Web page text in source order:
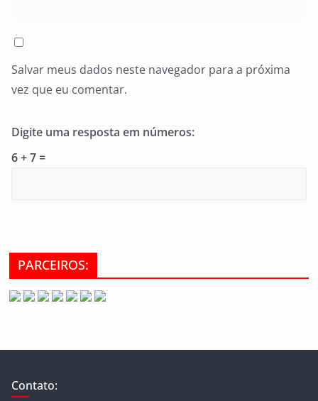
Salvar meus dados neste navegador para a próxima
vez que eu comentar.
Digite uma resposta em números:
6 + 7 =
PARCEIROS:
Contato: